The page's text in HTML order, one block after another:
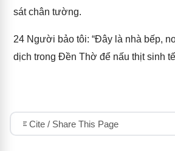
sát chân tường.
24 Người bảo tôi: “Đây là nhà bếp,
dịch trong Đền Thờ để nấu thịt sinh
Cite / Share This Page